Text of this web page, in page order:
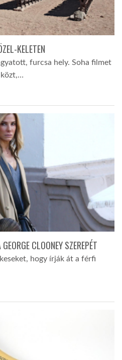
KELETEN
furcsa hely. Soha filmet
közt,…
CLOONEY SZEREPÉT
hogy írják át a férfi